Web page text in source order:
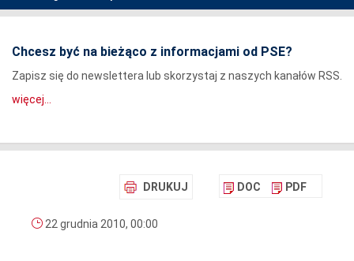
Chcesz być na bieżąco z informacjami od PSE?
Zapisz się do newslettera lub skorzystaj z naszych kanałów RSS.
więcej...
DRUKUJ DOC PDF
22 grudnia 2010, 00:00